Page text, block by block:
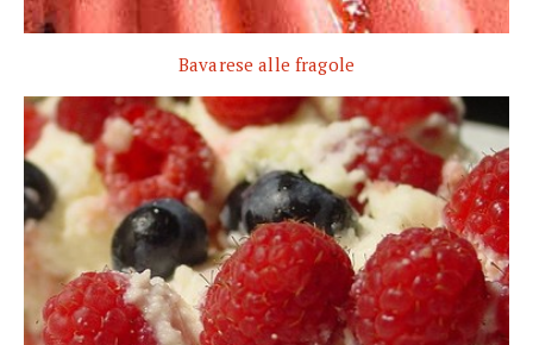
Bavarese alle fragole